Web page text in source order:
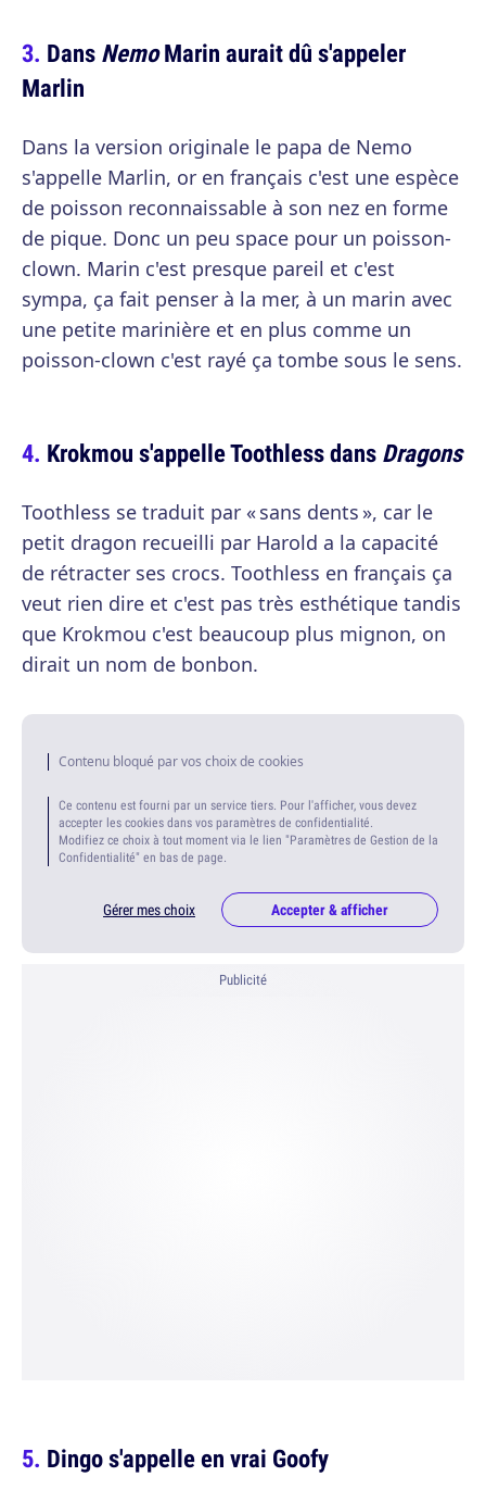
DansNemoMarin aurait dû s'appeler
Marlin
Dans la version originale le papa de Nemo
s'appelle Marlin, or en français c'est une espèce
de poisson reconnaissable à son nez en forme
de pique. Donc un peu space pour un poisson-
clown. Marin c'est presque pareil et c'est
sympa, ça fait penser à la mer, à un marin avec
une petite marinière et en plus comme un
poisson-clown c'est rayé ça tombe sous le sens.
Krokmou s'appelle Toothless dansDragons
Toothless se traduit par « sans dents », car le
petit dragon recueilli par Harold a la capacité
de rétracter ses crocs. Toothless en français ça
veut rien dire et c'est pas très esthétique tandis
que Krokmou c'est beaucoup plus mignon, on
dirait un nom de bonbon.
Contenu bloqué par vos choix de cookies
Ce contenu est fourni par un service tiers. Pour l'afficher, vous devez
accepter les cookies dans vos paramètres de confidentialité.
Modifiez ce choix à tout moment via le lien "Paramètres de Gestion de la
Confidentialité" en bas de page.
Gérer mes choix Accepter & afficher
Publicité
Dingo s'appelle en vrai Goofy